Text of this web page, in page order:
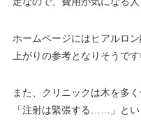
ホームページにはヒアルロ
上がりの参考となりそうで
また、クリニックは木を多
「注射は緊張する……」と